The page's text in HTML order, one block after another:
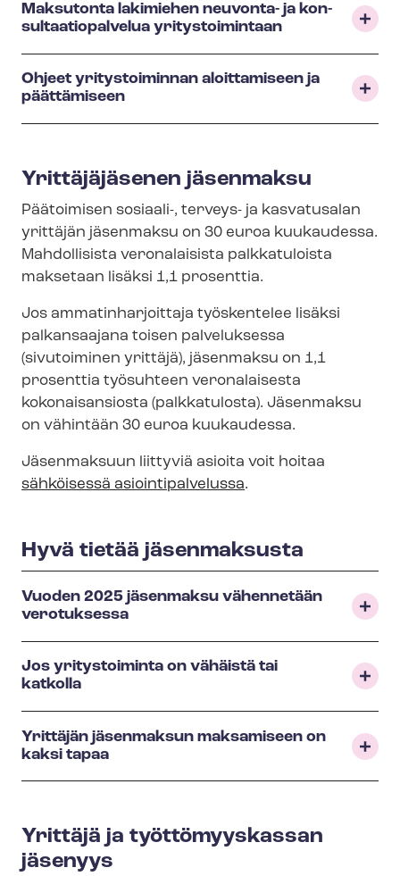
Maksutonta lakimiehen neuvonta- ja kon­
sul­taa­tio­pal­ve­lua yritystoimintaan
Ohjeet yritystoiminnan aloittamiseen ja
päättämiseen
Yrittäjäjäsenen jäsenmaksu
Päätoimisen sosiaali-, terveys- ja kasvatusalan
yrittäjän jäsenmaksu on 30 euroa kuukaudessa.
Mahdollisista veronalaisista palkkatuloista
maksetaan lisäksi 1,1 prosenttia.
Jos am­ma­tin­har­joit­ta­ja työskentelee lisäksi
palkansaajana toisen palveluksessa
(sivutoiminen yrittäjä), jäsenmaksu on 1,1
prosenttia työsuhteen veronalaisesta
kokonaisansiosta (palkkatulosta). Jäsenmaksu
on vähintään 30 euroa kuukaudessa.
Jäsenmaksuun liittyviä asioita voit hoitaa
sähköisessä asioin­ti­pal­ve­lus­sa.
Hyvä tietää jäsenmaksusta
Vuoden 2025 jäsenmaksu vähennetään
verotuksessa
Jos yritystoiminta on vähäistä tai
katkolla
Yrittäjän jäsenmaksun maksamiseen on
kaksi tapaa
Yrittäjä ja työttömyyskassan
jäsenyys